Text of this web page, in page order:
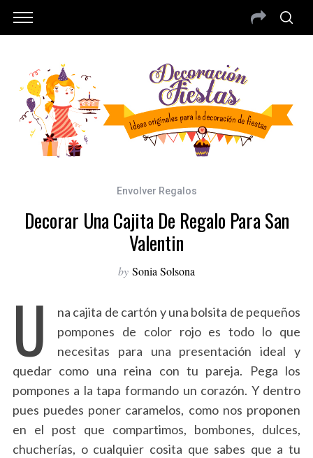
Envolver Regalos
Decorar Una Cajita De Regalo Para San
Valentin
by Sonia Solsona
U
na cajita de cartón y una bolsita de pequeños
pompones de color rojo es todo lo que
necesitas para una presentación ideal y
quedar como una reina con tu pareja. Pega los
pompones a la tapa formando un corazón. Y dentro
pues puedes poner caramelos, como nos proponen
en el post que compartimos, bombones, dulces,
chucherías, o cualquier cosita que sabes que a tu